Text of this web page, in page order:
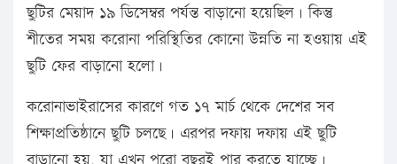
ছুটির মেয়াদ ১৯ ডিসেম্বর পর্যন্ত বাড়ানো হয়েছিল। কিন্তু
শীতের সময় করোনা পরিস্থিতির কোনো উন্নতি না হওয়ায় এই
ছুটি ফের বাড়ানো হলো।
করোনাভাইরাসের কারণে গত ১৭ মার্চ থেকে দেশের সব
শিক্ষাপ্রতিষ্ঠানে ছুটি চলছে। এরপর দফায় দফায় এই ছুটি